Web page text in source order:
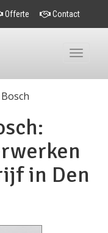
Offerte Contact
Toggle
navigation
in Den